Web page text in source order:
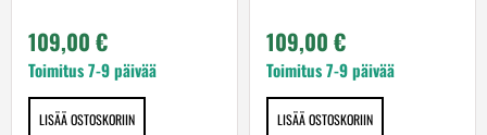
109,00 €
Toimitus 7-9 päivää
LISÄÄ OSTOSKORIIN
109,00 €
Toimitus 7-9 päivää
LISÄÄ OSTOSKORIIN